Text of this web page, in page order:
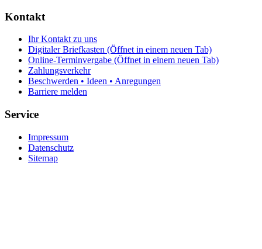
Kontakt
Ihr Kontakt zu uns
Digitaler Briefkasten (Öffnet in einem neuen Tab)
Online-Terminvergabe (Öffnet in einem neuen Tab)
Zahlungsverkehr
Beschwerden • Ideen • Anregungen
Barriere melden
Service
Impressum
Datenschutz
Sitemap